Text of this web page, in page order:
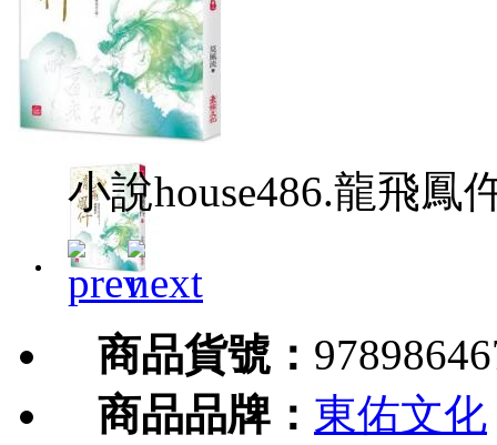
小說house486.龍飛鳳
商品貨號：
商品品牌： 東佑文化